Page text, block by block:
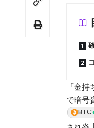
『金
で暗号
BTC